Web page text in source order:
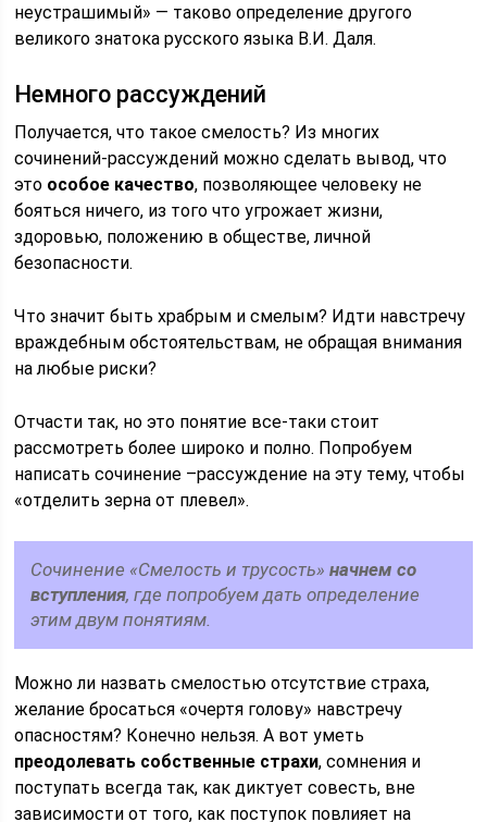
неустрашимый» — таково определение другого
великого знатока русского языка В.И. Даля.
Немного рассуждений
Получается, что такое смелость? Из многих
сочинений-рассуждений можно сделать вывод, что
это особое качество, позволяющее человеку не
бояться ничего, из того что угрожает жизни,
здоровью, положению в обществе, личной
безопасности.
Что значит быть храбрым и смелым? Идти навстречу
враждебным обстоятельствам, не обращая внимания
на любые риски?
Отчасти так, но это понятие все-таки стоит
рассмотреть более широко и полно. Попробуем
написать сочинение –рассуждение на эту тему, чтобы
«отделить зерна от плевел».
Сочинение «Смелость и трусость»начнем со
вступления, где попробуем дать определение
этим двум понятиям.
Можно ли назвать смелостью отсутствие страха,
желание бросаться «очертя голову» навстречу
опасностям? Конечно нельзя. А вот уметь
преодолевать собственные страхи, сомнения и
поступать всегда так, как диктует совесть, вне
зависимости от того, как поступок повлияет на